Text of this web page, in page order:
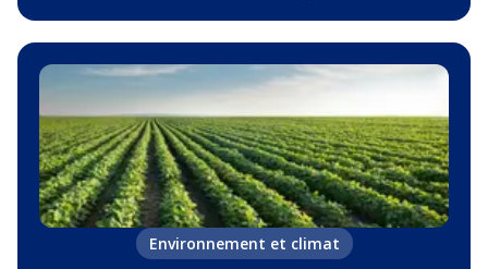
Environnement et climat